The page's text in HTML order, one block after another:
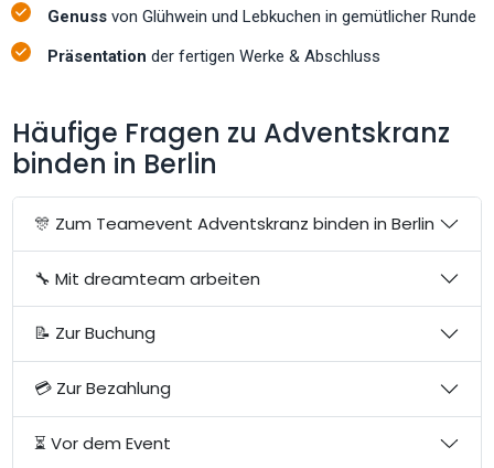
Genuss von Glühwein und Lebkuchen in gemütlicher Runde
Präsentation der fertigen Werke & Abschluss
Häufige Fragen zu Adventskranz
binden in Berlin
🎊 Zum Teamevent Adventskranz binden in Berlin
🔧 Mit dreamteam arbeiten
📝 Zur Buchung
💳 Zur Bezahlung
⏳ Vor dem Event